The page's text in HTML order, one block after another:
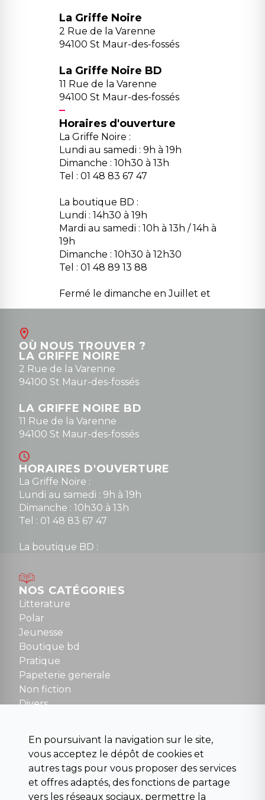
La Griffe Noire
2 Rue de la Varenne
94100 St Maur-des-fossés
La Griffe Noire BD
11 Rue de la Varenne
94100 St Maur-des-fossés
Horaires d'ouverture
La Griffe Noire :
Lundi au samedi : 9h à 19h
Dimanche : 10h30 à 13h
Tel : 01 48 83 67 47
La boutique BD :
Lundi : 14h30 à 19h
Mardi au samedi : 10h à 13h / 14h à
19h
Dimanche : 10h30 à 12h30
Tel : 01 48 89 13 88
Fermé le dimanche en Juillet et
Août
contact@la-griffe-noire.com
0148836747
OÙ NOUS TROUVER ?
LA GRIFFE NOIRE
2 Rue de la Varenne
94100 St Maur-des-fossés
LA GRIFFE NOIRE BD
11 Rue de la Varenne
94100 St Maur-des-fossés
HORAIRES D'OUVERTURE
La Griffe Noire :
Lundi au samedi : 9h à 19h
Dimanche : 10h30 à 13h
Tel : 01 48 83 67 47
La boutique BD :
Mardi au samedi : 10h à 13h / 14h à 19h
Dimanche : 10h30 à 12h30
Tel : 01 48 89 13 88
NOUS CONTACTER
contact@la-griffe-noire.com
NOS CATÉGORIES
Litterature
Polar
Jeunesse
Boutique bd
Pratique
Papeterie generale
Non fiction
Divers
Para scolaire
Histoire
Pochoteque
Pleiade
En poursuivant la navigation sur le site,
vous acceptez le dépôt de cookies et
autres tags pour vous proposer des services
et offres adaptés, des fonctions de partage
vers les réseaux sociaux, permettre la